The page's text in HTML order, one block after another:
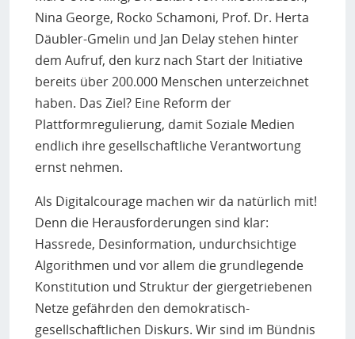
Nina George, Rocko Schamoni, Prof. Dr. Herta
Däubler-Gmelin und Jan Delay stehen hinter
dem Aufruf, den kurz nach Start der Initiative
bereits über 200.000 Menschen unterzeichnet
haben. Das Ziel? Eine Reform der
Plattformregulierung, damit Soziale Medien
endlich ihre gesellschaftliche Verantwortung
ernst nehmen.
Als Digitalcourage machen wir da natürlich mit!
Denn die Herausforderungen sind klar:
Hassrede, Desinformation, undurchsichtige
Algorithmen und vor allem die grundlegende
Konstitution und Struktur der giergetriebenen
Netze gefährden den demokratisch-
gesellschaftlichen Diskurs. Wir sind im Bündnis